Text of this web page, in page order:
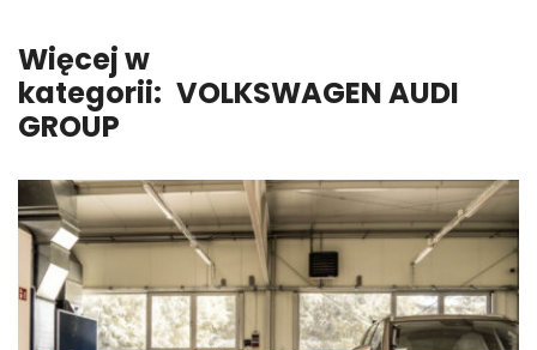
Więcej w
kategorii: VOLKSWAGEN AUDI
GROUP